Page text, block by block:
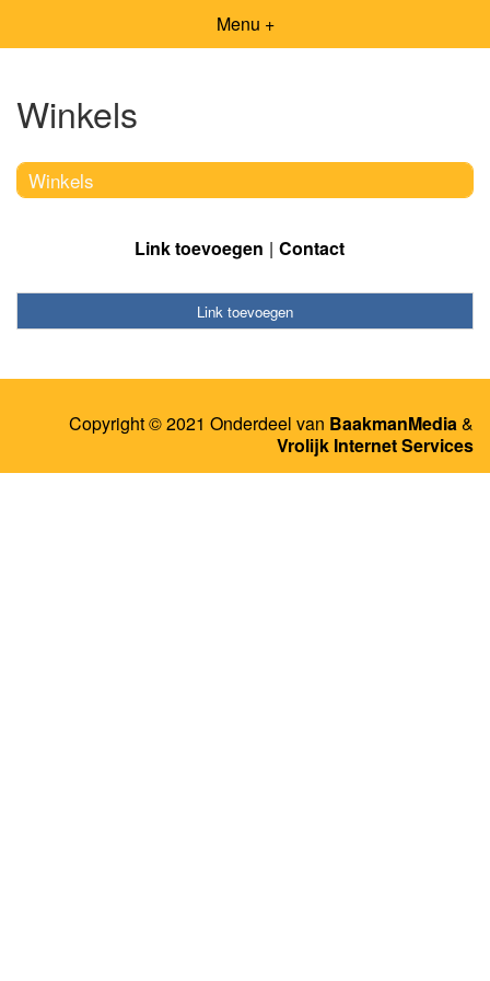
Menu +
Winkels
Winkels
Link toevoegen Contact
Link toevoegen
Copyright © 2021 Onderdeel van BaakmanMedia&
Vrolijk Internet Services